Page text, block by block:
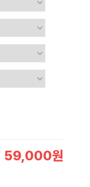
59,000원